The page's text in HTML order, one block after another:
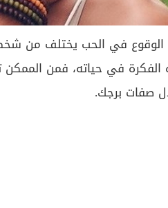
الوقوع في الحب يختلف من
في حياته، فمن الممكن
صفات برجك.